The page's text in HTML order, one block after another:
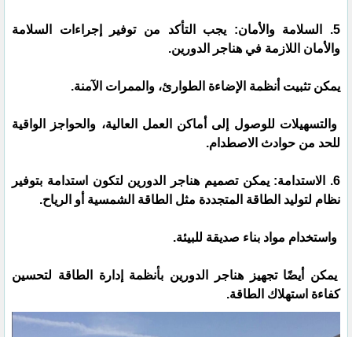
5. السلامة والأمان: يجب التأكد من توفير إجراءات السلامة
والأمان اللازمة في هناجر الدورين.
يمكن تثبيت أنظمة الإضاءة الطوارئ، والممرات الآمنة.
والتسهيلات للوصول إلى أماكن العمل العالية، والحواجز الواقية
للحد من حوادث الاصطدام.
6. الاستدامة: يمكن تصميم هناجر الدورين لتكون استدامة بتوفير
نظام لتوليد الطاقة المتجددة مثل الطاقة الشمسية أو الرياح.
واستخدام مواد بناء صديقة للبيئة.
يمكن أيضًا تجهيز هناجر الدورين بأنظمة إدارة الطاقة لتحسين
كفاءة استهلاك الطاقة.